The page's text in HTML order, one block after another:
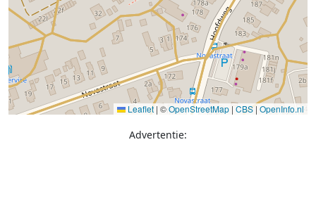
Leaflet | ©OpenStreetMap | CBS | OpenInfo.nl
Advertentie: